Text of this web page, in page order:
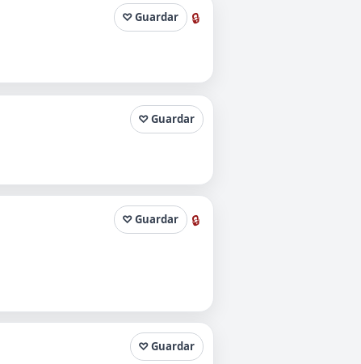
♡ Guardar 🔒
♡ Guardar
♡ Guardar 🔒
♡ Guardar